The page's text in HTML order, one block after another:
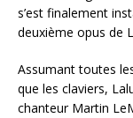
s’est finalement
deuxième opus de
Assumant toutes
que les claviers,
chanteur Martin